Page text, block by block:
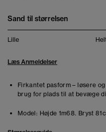
Sand til størrelsen
Lille
Læs Anmeldelser
Firkantet pasform – løsere
brug for plads til at bevæge
Model: Højde 1m68. Bryst